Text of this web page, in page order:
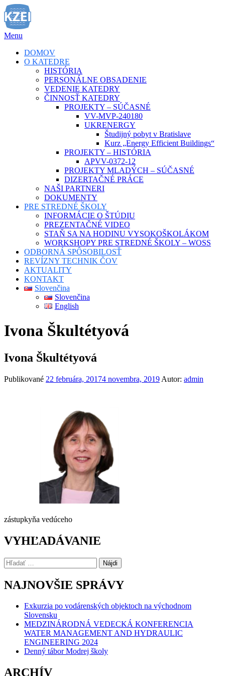
Prejsť
na
obsah
Menu
DOMOV
O KATEDRE
HISTÓRIA
PERSONÁLNE OBSADENIE
VEDENIE KATEDRY
ČINNOSŤ KATEDRY
PROJEKTY – SÚČASNÉ
VV-MVP-240180
UKRENERGY
Študijný pobyt v Bratislave
Kurz „Energy Efficient Buildings“
PROJEKTY – HISTÓRIA
APVV-0372-12
PROJEKTY MLADÝCH – SÚČASNÉ
DIZERTAČNÉ PRÁCE
NAŠI PARTNERI
DOKUMENTY
PRE STREDNÉ ŠKOLY
INFORMÁCIE O ŠTÚDIU
PREZENTAČNÉ VIDEO
STAŇ SA NA HODINU VYSOKOŠKOLÁKOM
WORKSHOPY PRE STREDNÉ ŠKOLY – WOSS
ODBORNÁ SPÔSOBILOSŤ
REVÍZNY TECHNIK ČOV
AKTUALITY
KONTAKT
Slovenčina
Slovenčina
English
Ivona Škultétyová
Ivona Škultétyová
Publikované 22 februára, 20174 novembra, 2019 Autor: admin
zástupkyňa vedúceho
VYHĽADÁVANIE
Hľadať:
NAJNOVŠIE SPRÁVY
Exkurzia po vodárenských objektoch na východnom
Slovensku
MEDZINÁRODNÁ VEDECKÁ KONFERENCIA
WATER MANAGEMENT AND HYDRAULIC
ENGINEERING 2024
Denný tábor Modrej školy
ARCHÍV